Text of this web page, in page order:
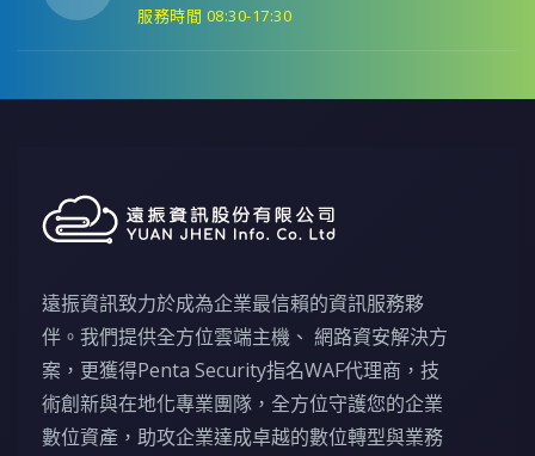
服務時間 08:30-17:30
遠振資訊致力於成為企業最信賴的資訊服務夥
伴。我們提供全方位雲端主機、 網路資安解決方
案，更獲得Penta Security指名WAF代理商，技
術創新與在地化專業團隊，全方位守護您的企業
數位資產，助攻企業達成卓越的數位轉型與業務